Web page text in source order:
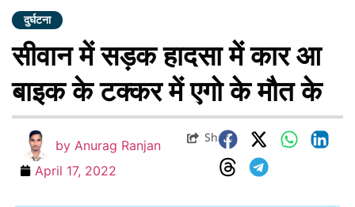
दुर्घटना
सीवान में सड़क हादसा में कार आ
बाइक के टक्कर में एगो के मौत के
by Anurag Ranjan
April 17, 2022
Share